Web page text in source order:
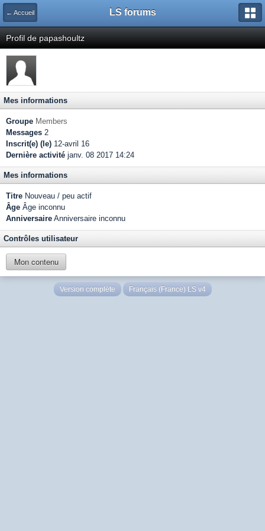
← Accueil LS forums
Profil de papashoultz
Mes informations
Groupe Members
Messages 2
Inscrit(e) (le) 12-avril 16
Dernière activité janv. 08 2017 14:24
Mes informations
Titre Nouveau / peu actif
Âge Âge inconnu
Anniversaire Anniversaire inconnu
Contrôles utilisateur
Mon contenu
Version complète Français (France) LS v4